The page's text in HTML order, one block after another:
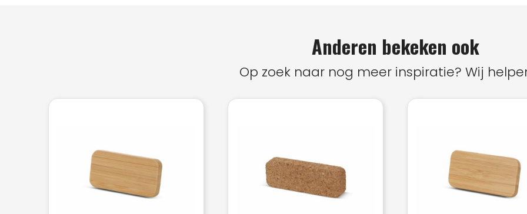
Anderen bekeken ook
Op zoek naar nog meer inspiratie? Wij